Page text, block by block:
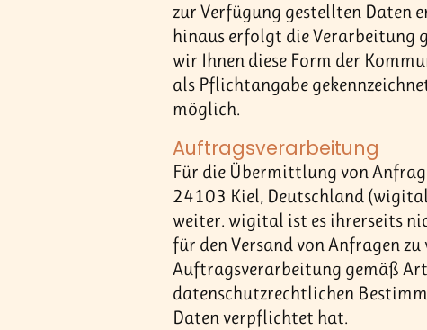
zur Verfügung gestellten Daten
hinaus erfolgt die Verarbeitung
wir Ihnen diese Form der
als Pflichtangabe
möglich.
Auftragsverarbeitung
Für die Übermittlung von
24103 Kiel, Deutschland
weiter. wigital ist es ihrerseits
für den Versand von Anfragen
Auftragsverarbeitung gemäß
datenschutzrechtlichen
Daten verpflichtet hat.